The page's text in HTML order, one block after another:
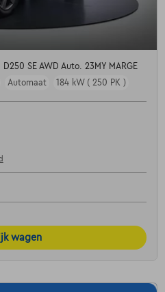
D250 SE AWD Auto. 23MY MARGE
Automaat 184 kW ( 250 PK )
wagen